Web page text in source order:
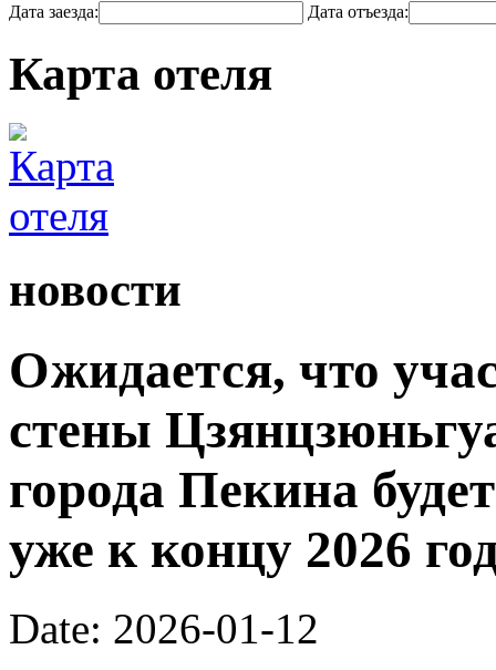
Дата заезда: Дата отъезда:
Карта отеля
новости
Ожидается, что
стены
города Пекина
уже к концу 2026
Date: 2026-01-12